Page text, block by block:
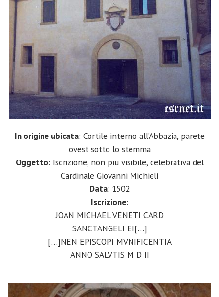
In origine ubicata: Cortile interno all’Abbazia, parete
ovest sotto lo stemma
Oggetto: Iscrizione, non più visibile, celebrativa del
Cardinale Giovanni Michieli
Data: 1502
Iscrizione:
JOAN MICHAEL VENETI CARD
SANCTANGELI EI[…]
[…]NEN EPISCOPI MVNIFICENTIA
ANNO SALVTIS M D II